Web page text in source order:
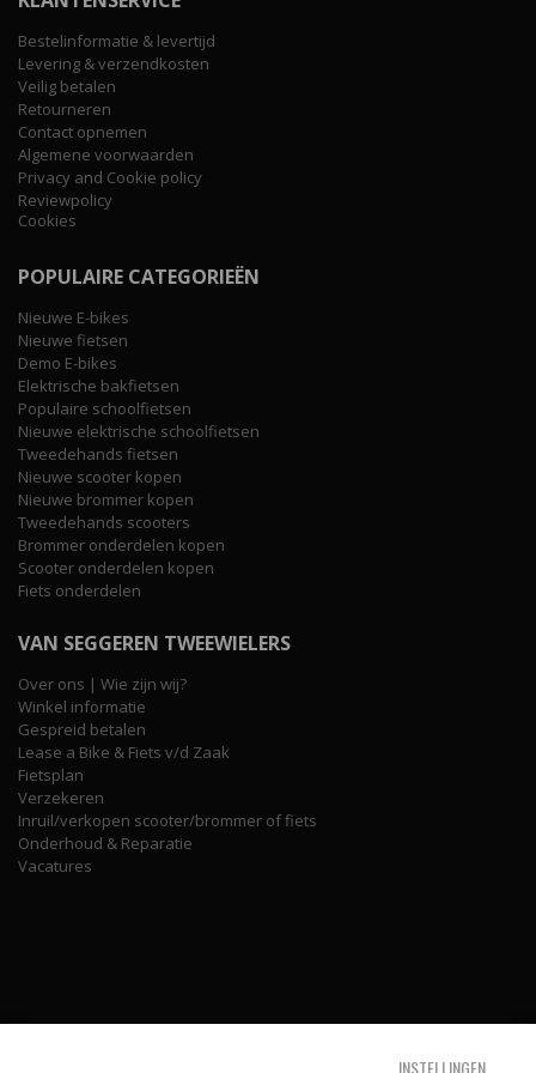
Bestelinformatie & levertijd
Levering & verzendkosten
Veilig betalen
Retourneren
Contact opnemen
Algemene voorwaarden
Privacy and Cookie policy
Reviewpolicy
Cookies
POPULAIRE CATEGORIEËN
Nieuwe E-bikes
Nieuwe fietsen
Demo E-bikes
Elektrische bakfietsen
Populaire schoolfietsen
Nieuwe elektrische schoolfietsen
Tweedehands fietsen
Nieuwe scooter kopen
Nieuwe brommer kopen
Tweedehands scooters
Brommer onderdelen kopen
Scooter onderdelen kopen
Fiets onderdelen
VAN SEGGEREN TWEEWIELERS
Over ons | Wie zijn wij?
Winkel informatie
Gespreid betalen
Lease a Bike & Fiets v/d Zaak
Fietsplan
Verzekeren
Inruil/verkopen scooter/brommer of fiets
Onderhoud & Reparatie
Vacatures
INSTELLINGEN